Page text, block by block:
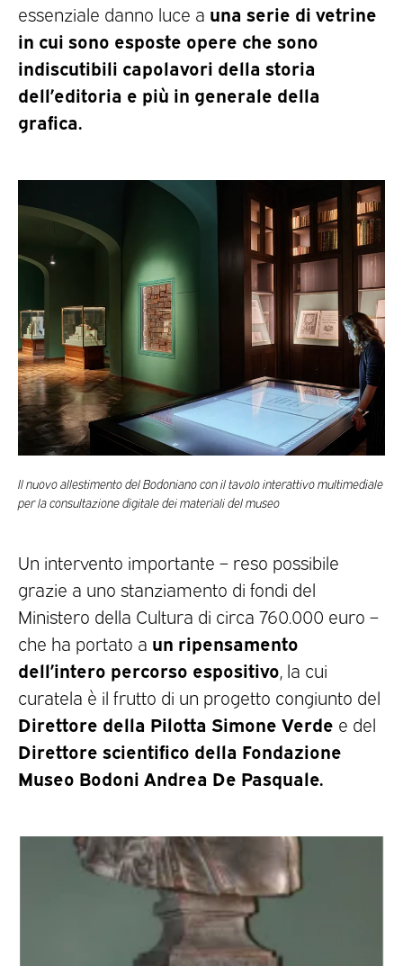
essenziale danno luce a una serie di vetrine
in cui sono esposte opere che sono
indiscutibili capolavori della storia
dell’editoria e più in generale della
grafica.
Il nuovo allestimento del Bodoniano con il tavolo interattivo multimediale
per la consultazione digitale dei materiali del museo
Un intervento importante – reso possibile
grazie a uno stanziamento di fondi del
Ministero della Cultura di circa 760.000 euro –
che ha portato a un ripensamento
dell’intero percorso espositivo , la cui
curatela è il frutto di un progetto congiunto del
Direttore della Pilotta Simone Verde e del
Direttore scientifico della Fondazione
Museo Bodoni Andrea De Pasquale.